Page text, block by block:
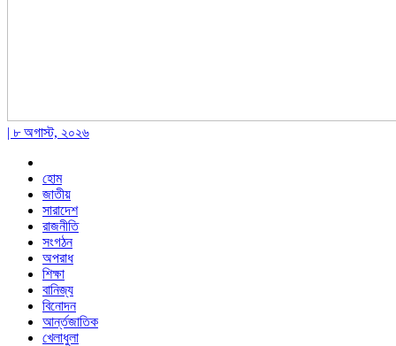
| ৮ অগাস্ট, ২০২৬
হোম
জাতীয়
সারাদেশ
রাজনীতি
সংগঠন
অপরাধ
শিক্ষা
বানিজ্য
বিনোদন
আর্ন্তজাতিক
খেলাধুলা